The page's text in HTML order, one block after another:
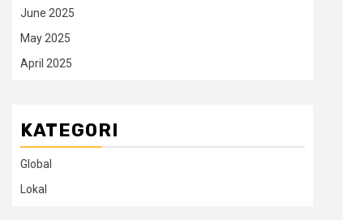
June 2025
May 2025
April 2025
KATEGORI
Global
Lokal